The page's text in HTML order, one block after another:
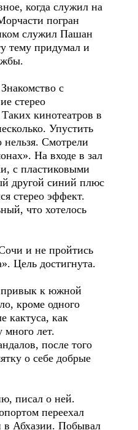
когда служил на
погран
служил Пашан
тему придумал и
с
стерео
кинотеатров в
Упустить
Смотрели
На входе в зал
с пластиковыми
другой синий плюс
стерео эффект.
что хотелось
и не пройтись
Цель достигнута.
привык к южной
кроме одного
кактуса, как
много лет.
после того
о себе добрые
писал о ней.
переехал
в Абхазии. Побывал